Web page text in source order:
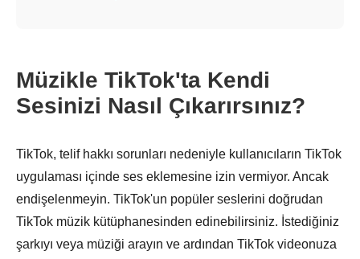
Müzikle TikTok'ta Kendi
Sesinizi Nasıl Çıkarırsınız?
TikTok, telif hakkı sorunları nedeniyle kullanıcıların TikTok
uygulaması içinde ses eklemesine izin vermiyor. Ancak
endişelenmeyin. TikTok'un popüler seslerini doğrudan
TikTok müzik kütüphanesinden edinebilirsiniz. İstediğiniz
şarkıyı veya müziği arayın ve ardından TikTok videonuza